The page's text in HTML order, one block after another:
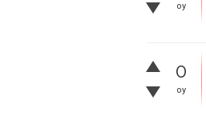
oy
0
oy